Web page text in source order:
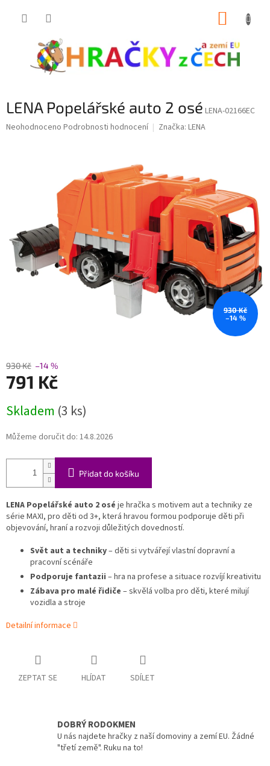
LENA Popelářské auto 2 osé LENA-02166EC
Průměrné
Neohodnoceno Podrobnosti hodnocení Značka: LENA
930 Kč
–14 %
930 Kč –14 %
791 Kč
cena:
Skladem (3 ks)
Můžeme doručit do: 14.8.2026
Přidat do košíku
LENA Popelářské auto 2 osé je hračka s motivem aut a techniky ze
série MAXI, pro děti od 3+, která hravou formou podporuje děti při
objevování, hraní a rozvoji důležitých dovedností.
Svět aut a techniky– děti si vytvářejí vlastní dopravní a
pracovní scénáře
Podporuje fantazii – hra na profese a situace rozvíjí kreativitu
Zábava pro malé řidiče – skvělá volba pro děti, které milují
vozidla a stroje
Detailní informace
ZEPTAT SE HLÍDAT SDÍLET
DOBRÝ RODOKMEN
U nás najdete hračky z naší domoviny a zemí EU. Žádné
"třetí země". Ruku na to!